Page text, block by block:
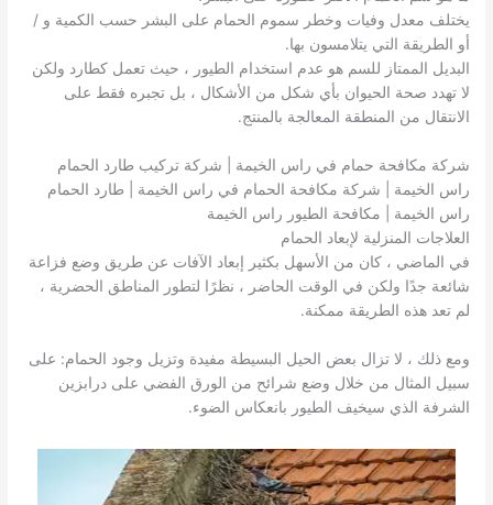
يختلف معدل وفيات وخطر سموم الحمام على البشر حسب الكمية و /
أو الطريقة التي يتلامسون بها.
البديل الممتاز للسم هو عدم استخدام الطيور ، حيث تعمل كطارد ولكن
لا تهدد صحة الحيوان بأي شكل من الأشكال ، بل تجبره فقط على
الانتقال من المنطقة المعالجة بالمنتج.
شركة مكافحة حمام في راس الخيمة | شركة تركيب طارد الحمام
راس الخيمة | شركة مكافحة الحمام في راس الخيمة | طارد الحمام
راس الخيمة | مكافحة الطيور راس الخيمة
العلاجات المنزلية لإبعاد الحمام
في الماضي ، كان من الأسهل بكثير إبعاد الآفات عن طريق وضع فزاعة
شائعة جدًا ولكن في الوقت الحاضر ، نظرًا لتطور المناطق الحضرية ،
لم تعد هذه الطريقة ممكنة.
ومع ذلك ، لا تزال بعض الحيل البسيطة مفيدة وتزيل وجود الحمام: على
سبيل المثال من خلال وضع شرائح من الورق الفضي على درابزين
الشرفة الذي سيخيف الطيور بانعكاس الضوء.